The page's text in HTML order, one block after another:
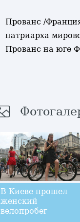
Прованс /
патриарха
Прованс на юге
В Киеве прошел
женский
велопробег